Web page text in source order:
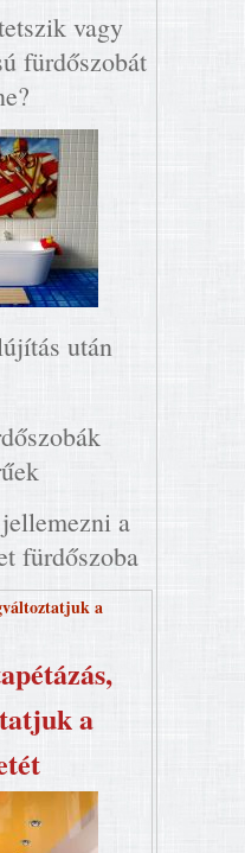
vagy
fürdőszobát
után
a
fürdőszoba
a
a